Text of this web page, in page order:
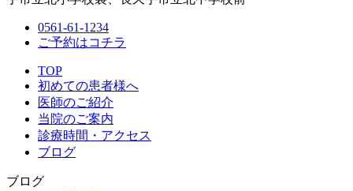
0561-61-1234
ご予約はコチラ
TOP
初めての患者様へ
医師のご紹介
当院のご案内
診療時間・アクセス
ブログ
ブログ